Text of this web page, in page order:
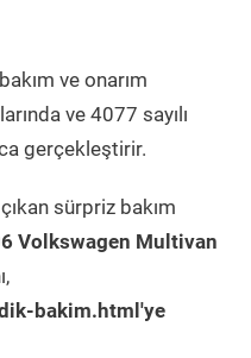
ve onarım
ve 4077 sayılı
gerçekleştirir.
sürpriz bakım
Volkswagen Multivan
bakim.html'ye